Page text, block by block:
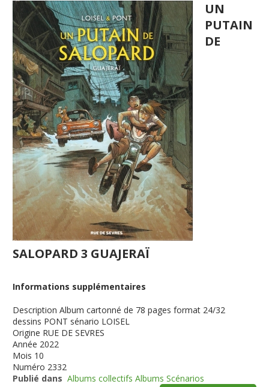
UN
PUTAIN
DE
SALOPARD 3 GUAJERAÏ
Informations supplémentaires
Description Album cartonné de 78 pages format 24/32
dessins PONT sénario LOISEL
Origine RUE DE SEVRES
Année 2022
Mois 10
Numéro 2332
Publié dans Albums collectifs Albums Scénarios